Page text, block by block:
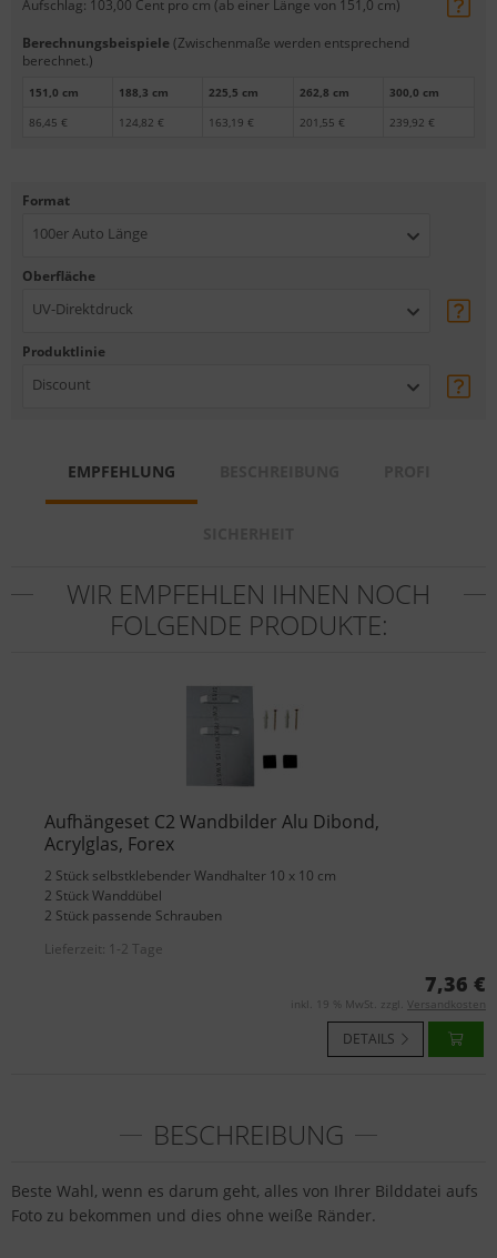
Aufschlag: 103,00 Cent pro cm (ab einer Länge von 151,0 cm)
Berechnungsbeispiele(Zwischenmaße werden entsprechend
berechnet.)
151,0 cm
86,45 €
188,3 cm
124,82 €
225,5 cm
163,19 €
262,8 cm
201,55 €
300,0 cm
239,92 €
Format
100er Auto Länge
Oberfläche
UV-Direktdruck
Produktlinie
Discount
EMPFEHLUNG
WIR EMPFEHLEN IHNEN NOCH
FOLGENDE PRODUKTE:
Aufhängeset C2 Wandbilder Alu Dibond,
Acrylglas, Forex
2 Stück selbstklebender Wandhalter 10 x 10 cm
2 Stück Wanddübel
2 Stück passende Schrauben
Lieferzeit: 1-2 Tage
7,36 €
inkl. 19 % MwSt. zzgl. Versandkosten
DETAILS
BESCHREIBUNG
Beste Wahl, wenn es darum geht, alles von Ihrer Bilddatei aufs
Foto zu bekommen und dies ohne weiße Ränder.